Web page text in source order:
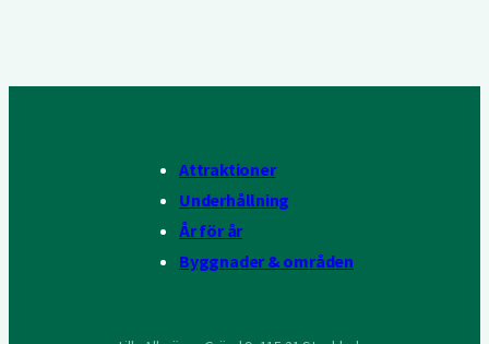
Attraktioner
Underhållning
År för år
Byggnader & områden